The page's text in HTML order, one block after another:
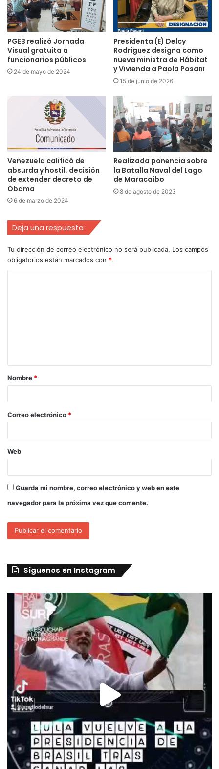
PGEB realizó Jornada
Visual gratuita a
funcionarios públicos
24 de mayo de 2024
Presidenta (E) Delcy
Rodríguez designa como
nueva ministra de Hábitat
y Vivienda a Paola Posani
15 de junio de 2026
Venezuela calificó de
absurda y hostil, decisión
de extender decreto de
Obama
6 de marzo de 2024
Realizada ponencia sobre
la Batalla Naval del Lago
de Maracaibo
8 de agosto de 2023
Deja una respuesta
Tu dirección de correo electrónico no será publicada. Los campos
obligatorios están marcados con *
Nombre *
Correo electrónico *
Web
Guarda mi nombre, correo electrónico y web en este
navegador para la próxima vez que comente.
Síguenos en Instagram